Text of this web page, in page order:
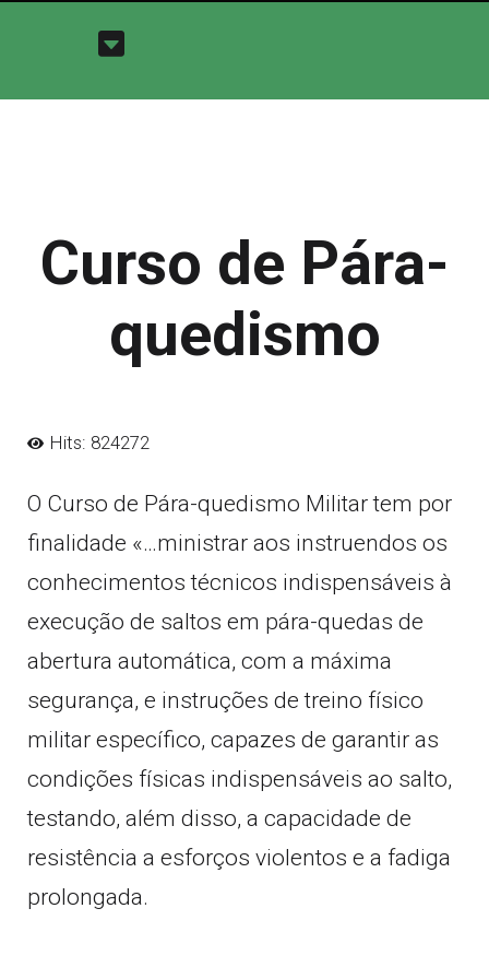
Curso de Pára-
quedismo
Hits: 824272
O Curso de Pára-quedismo Militar tem por
finalidade «…ministrar aos instruendos os
conhecimentos técnicos indispensáveis à
execução de saltos em pára-quedas de
abertura automática, com a máxima
segurança, e instruções de treino físico
militar específico, capazes de garantir as
condições físicas indispensáveis ao salto,
testando, além disso, a capacidade de
resistência a esforços violentos e a fadiga
prolongada.